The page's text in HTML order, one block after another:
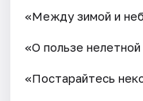
«Между зимой и
«О пользе
«Постарайтесь